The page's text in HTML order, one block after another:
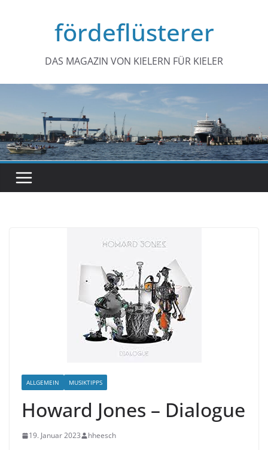
fördeflüsterer
DAS MAGAZIN VON KIELERN FÜR KIELER
ALLGEMEIN MUSIKTIPPS
Howard Jones – Dialogue
19. Januar 2023 hheesch